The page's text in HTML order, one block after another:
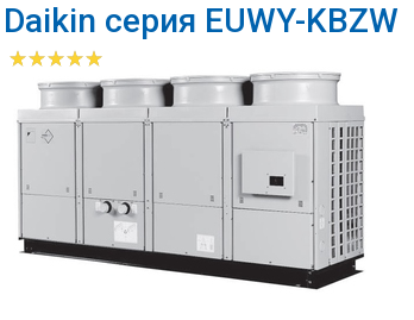
Daikin серия EUWY-KBZW